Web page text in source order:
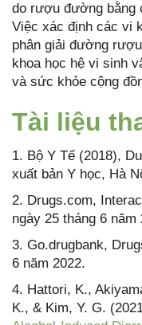
do rượu đường bằng
Việc xác định các vi
phân giải đường
khoa học hệ vi sinh
và sức khỏe cộng
Tài liệu
1. Bộ Y Tế (2018),
xuất bản Y học, Hà
2. Drugs.com,
ngày 25 tháng 6 năm
3. Go.drugbank,
6 năm 2022.
4. Hattori, K.,
K., & Kim, Y. G.